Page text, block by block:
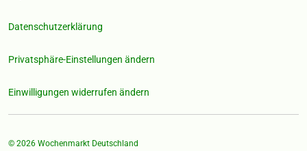
Datenschutzerklärung
Privatsphäre-Einstellungen ändern
Einwilligungen widerrufen ändern
© 2026 Wochenmarkt Deutschland